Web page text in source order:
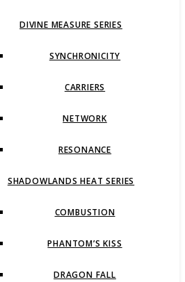
DIVINE MEASURE SERIES
SYNCHRONICITY
CARRIERS
NETWORK
RESONANCE
SHADOWLANDS HEAT SERIES
COMBUSTION
PHANTOM’S KISS
DRAGON FALL